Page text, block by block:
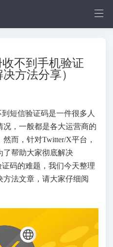
不到手机验证
方法分享）
短信验证码是一件很多人
，一般都是各大运营商的
而，针对Twitter/X平台，
了帮助大家彻底解决
码的难题，我们今天整理
方法文章，请大家仔细阅